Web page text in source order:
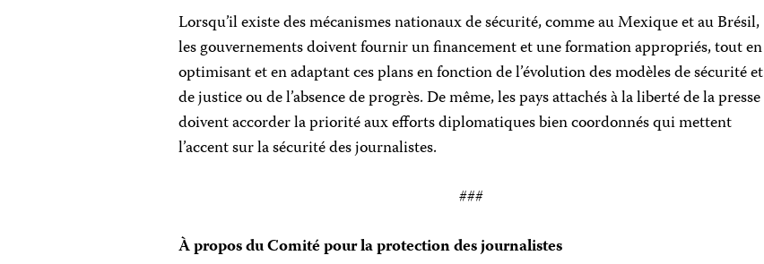
Lorsqu’il existe des mécanismes nationaux de sécurité, comme au Mexique et au Brésil,
les gouvernements doivent fournir un financement et une formation appropriés, tout en
optimisant et en adaptant ces plans en fonction de l’évolution des modèles de sécurité et
de justice ou de l’absence de progrès. De même, les pays attachés à la liberté de la presse
doivent accorder la priorité aux efforts diplomatiques bien coordonnés qui mettent
l’accent sur la sécurité des journalistes.
###
À propos du Comité pour la protection des journalistes